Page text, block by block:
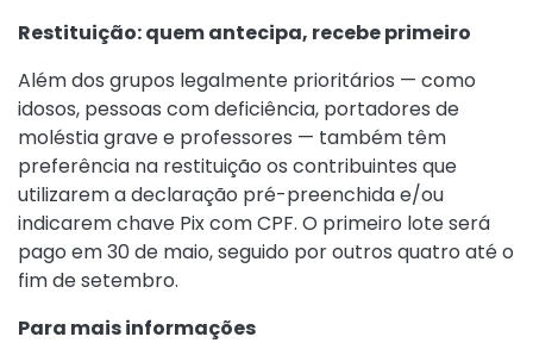
Restituição: quem antecipa, recebe primeiro
Além dos grupos legalmente prioritários — como
idosos, pessoas com deficiência, portadores de
moléstia grave e professores — também têm
preferência na restituição os contribuintes que
utilizarem a declaração pré-preenchida e/ou
indicarem chave Pix com CPF. O primeiro lote será
pago em 30 de maio, seguido por outros quatro até o
fim de setembro.
Para mais informações